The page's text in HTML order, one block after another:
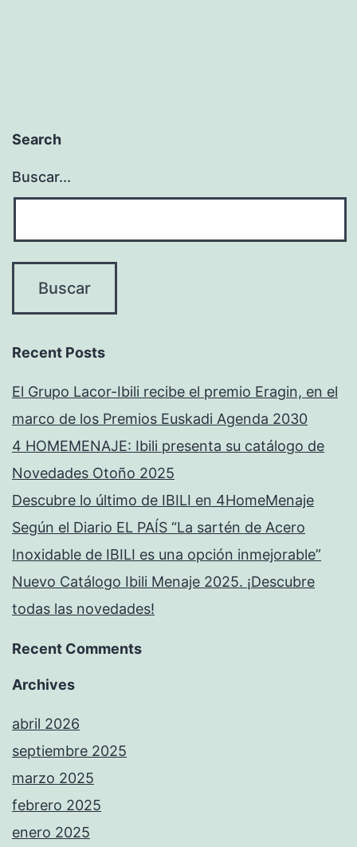
Search
Buscar...
Recent Posts
El Grupo Lacor-Ibili recibe el premio Eragin, en el
marco de los Premios Euskadi Agenda 2030
4 HOMEMENAJE: Ibili presenta su catálogo de
Novedades Otoño 2025
Descubre lo último de IBILI en 4HomeMenaje
Según el Diario EL PAÍS “La sartén de Acero
Inoxidable de IBILI es una opción inmejorable”
Nuevo Catálogo Ibili Menaje 2025. ¡Descubre
todas las novedades!
Recent Comments
Archives
abril 2026
septiembre 2025
marzo 2025
febrero 2025
enero 2025